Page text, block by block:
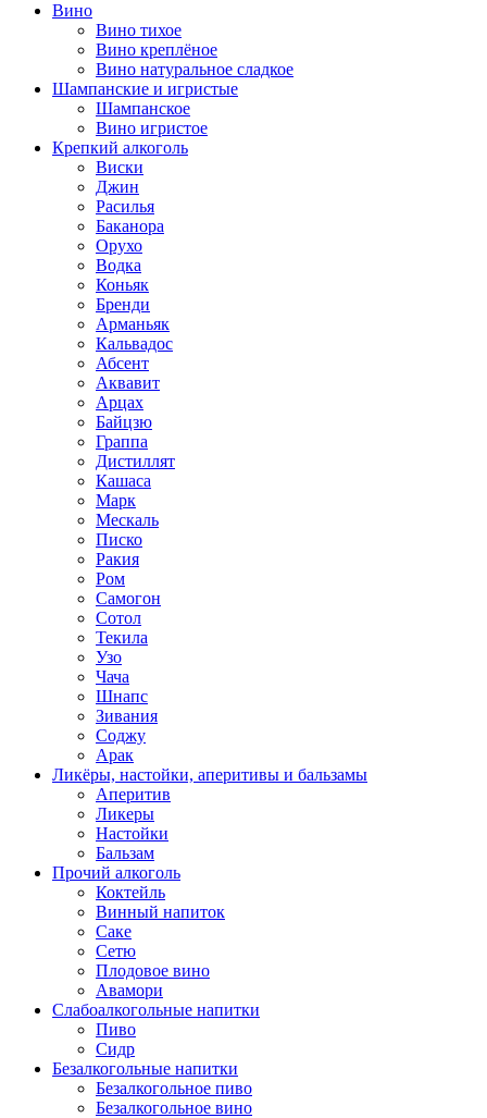
Вино
Вино тихое
Вино креплёное
Вино натуральное сладкое
Шампанские и игристые
Шампанское
Вино игристое
Крепкий алкоголь
Виски
Джин
Расилья
Баканора
Орухо
Водка
Коньяк
Бренди
Арманьяк
Кальвадос
Абсент
Аквавит
Арцах
Байцзю
Граппа
Дистиллят
Кашаса
Марк
Мескаль
Писко
Ракия
Ром
Самогон
Сотол
Текила
Узо
Чача
Шнапс
Зивания
Соджу
Арак
Ликёры, настойки, аперитивы и бальзамы
Аперитив
Ликеры
Настойки
Бальзам
Прочий алкоголь
Коктейль
Винный напиток
Саке
Сетю
Плодовое вино
Авамори
Слабоалкогольные напитки
Пиво
Сидр
Безалкогольные напитки
Безалкогольное пиво
Безалкогольное вино